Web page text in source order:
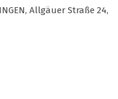
Allgäuer Straße 24,